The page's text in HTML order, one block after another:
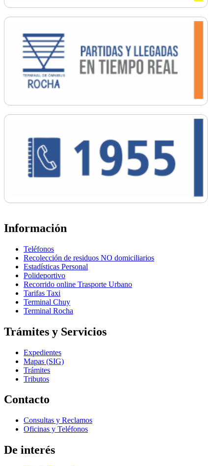
Información
Teléfonos
Recolección de residuos NO domiciliarios
Estadísticas Personal
Polideportivo
Recorrido online Trasporte Urbano
Tarifas Taxi
Terminal Chuy
Terminal Rocha
Trámites y Servicios
Expedientes
Mapas (SIG)
Trámites
Tributos
Contacto
Consultas y Reclamos
Oficinas y Teléfonos
De interés